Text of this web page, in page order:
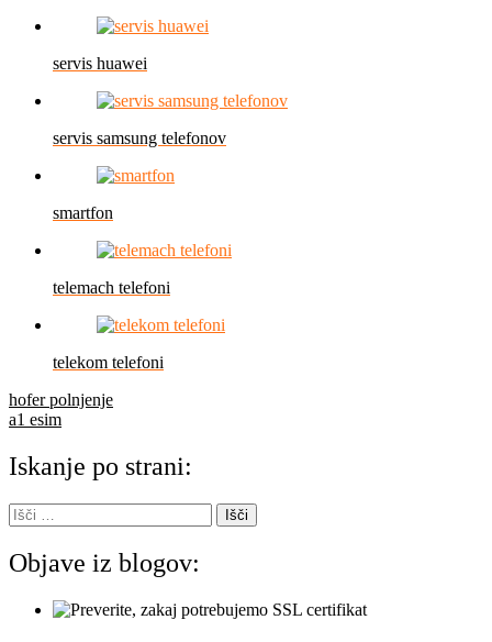
servis huawei
servis samsung telefonov
smartfon
telemach telefoni
telekom telefoni
Navigacija
prispevka
hofer polnjenje
a1 esim
Iskanje po strani:
Išči:
Objave iz blogov: